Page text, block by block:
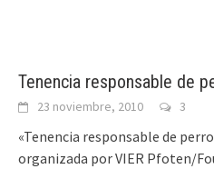
Tenencia responsable de
23 noviembre, 2010 3
«Tenencia responsable de
organizada por VIER Pfoten/